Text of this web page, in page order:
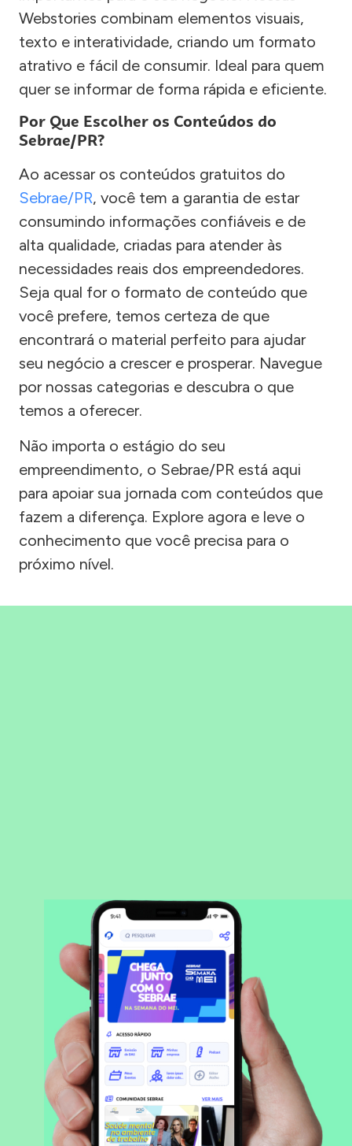
Webstories combinam elementos visuais,
texto e interatividade, criando um formato
atrativo e fácil de consumir. Ideal para quem
quer se informar de forma rápida e eficiente.
Por Que Escolher os Conteúdos do
Sebrae/PR?
Ao acessar os conteúdos gratuitos do
Sebrae/PR, você tem a garantia de estar
consumindo informações confiáveis e de
alta qualidade, criadas para atender às
necessidades reais dos empreendedores.
Seja qual for o formato de conteúdo que
você prefere, temos certeza de que
encontrará o material perfeito para ajudar
seu negócio a crescer e prosperar. Navegue
por nossas categorias e descubra o que
temos a oferecer.
Não importa o estágio do seu
empreendimento, o Sebrae/PR está aqui
para apoiar sua jornada com conteúdos que
fazem a diferença. Explore agora e leve o
conhecimento que você precisa para o
próximo nível.